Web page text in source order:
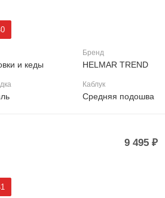
и кеды
Бренд
HELMAR TREND
Каблук
Средняя подошва
9 495 ₽